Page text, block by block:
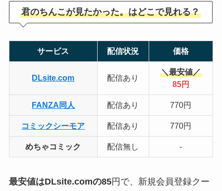
君のちんこが見たかった。はどこで見れる？
サービス 配信状況 価格
DLsite.com 配信あり
＼最安値／
85円
FANZA同人 配信あり 770円
コミックシーモア 配信あり 770円
めちゃコミック 配信無し -
最安値はDLsite.comの85円で、新規会員登録クー